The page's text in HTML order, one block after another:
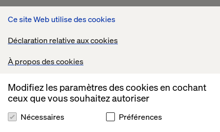
Ce site Web utilise des cookies
Déclaration relative aux cookies
À propos des cookies
Modifiez les paramètres des cookies en cochant
ceux que vous souhaitez autoriser
Nécessaires Préférences
Dans cette optique, nous avons exploré la manière dont